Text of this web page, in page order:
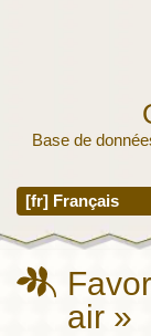
Base de
air »